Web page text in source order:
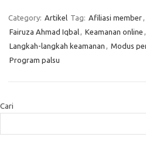
Category: Artikel Tag: Afiliasi member,
Fairuza Ahmad Iqbal, Keamanan online ,
Langkah-langkah keamanan , Modus
Program palsu
Cari